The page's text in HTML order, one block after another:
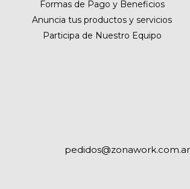
Formas de Pago y Beneficios
Anuncia tus productos y servicios
Participa de Nuestro Equipo
pedidos@zonawork.com.ar